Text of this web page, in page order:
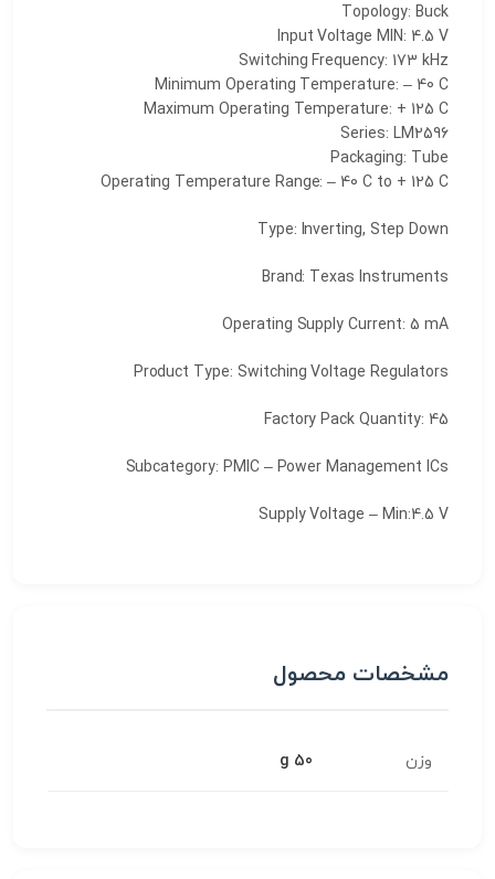
Topology: Buck
Input Voltage MIN: 4.5 V
Switching Frequency: 173 kHz
Minimum Operating Temperature: – 40 C
Maximum Operating Temperature: + 125 C
Series: LM2596
Packaging: Tube
Operating Temperature Range: – 40 C to + 125 C
Type: Inverting, Step Down
Brand: Texas Instruments
Operating Supply Current: 5 mA
Product Type: Switching Voltage Regulators
Factory Pack Quantity: 45
Subcategory: PMIC – Power Management ICs
Supply Voltage – Min:4.5 V
مشخصات محصول
وزن 50 g